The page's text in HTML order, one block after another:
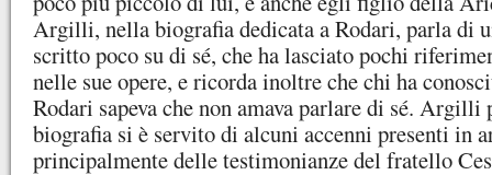
Argilli, nella biografia dedicata a Rodari, parla di
scritto poco su di sé, che ha lasciato pochi
nelle sue opere, e ricorda inoltre che chi ha
Rodari sapeva che non amava parlare di sé. Argilli
biografia si è servito di alcuni accenni presenti in
principalmente delle testimonianze del fratello